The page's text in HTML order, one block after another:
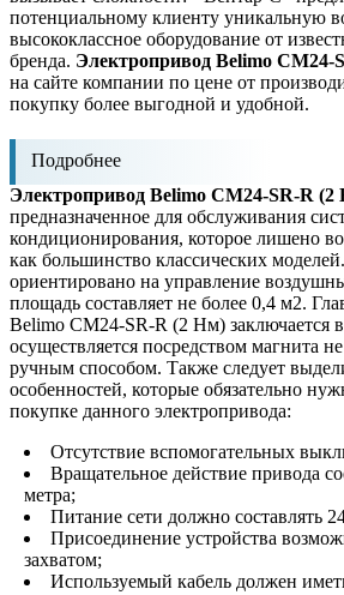
потенциальному клиенту уникальную
высококлассное оборудование от
бренда. Электропривод Belimo CM24-
на сайте компании по цене от
покупку более выгодной и удобной.
Подробнее
Электропривод Belimo CM24-SR-R (2
предназначенное для обслуживания
кондиционирования, которое лишено
как большинство классических
ориентировано на управление
площадь составляет не более 0,4 м2.
Belimo CM24-SR-R (2 Нм) заключается
осуществляется посредством магнита
ручным способом. Также следует
особенностей, которые обязательно
покупке данного электропривода:
Отсутствие вспомогательных
Вращательное действие привода
метра;
Питание сети должно составлять
Присоединение устройства
захватом;
Используемый кабель должен